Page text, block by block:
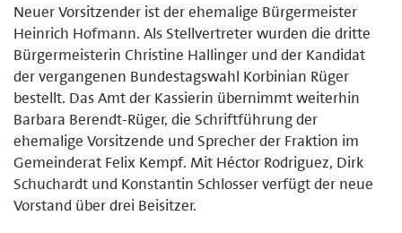
Neuer Vorsitzender ist der ehemalige Bürgermeister
Heinrich Hofmann. Als Stellvertreter wurden die dritte
Bürgermeisterin Christine Hallinger und der Kandidat
der vergangenen Bundestagswahl Korbinian Rüger
bestellt. Das Amt der Kassierin übernimmt weiterhin
Barbara Berendt-Rüger, die Schriftführung der
ehemalige Vorsitzende und Sprecher der Fraktion im
Gemeinderat Felix Kempf. Mit Héctor Rodriguez, Dirk
Schuchardt und Konstantin Schlosser verfügt der neue
Vorstand über drei Beisitzer.